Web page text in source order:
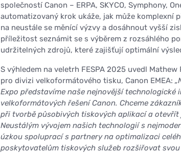
společností Canon – ERPA, SKYCO, Symphony,
automatizovaný krok ukáže, jak může komplexní
na neustále se měnící výzvy a dosáhnout vyšší
příležitost seznámit se s výběrem z rozsáhlého
udržitelných zdrojů, které zajišťují optimální
S výhledem na veletrh FESPA 2025 uvedl
pro divizi velkoformátového tisku, Canon EMEA:
Expo představíme naše nejnovější
velkoformátových řešení Canon. Chceme
při tvorbě působivých tiskových aplikací a
Neustálým vývojem našich technologií s
úzkou spoluprací s partnery na optimalizaci
poskytovatelům tiskových služeb rozšiřovat